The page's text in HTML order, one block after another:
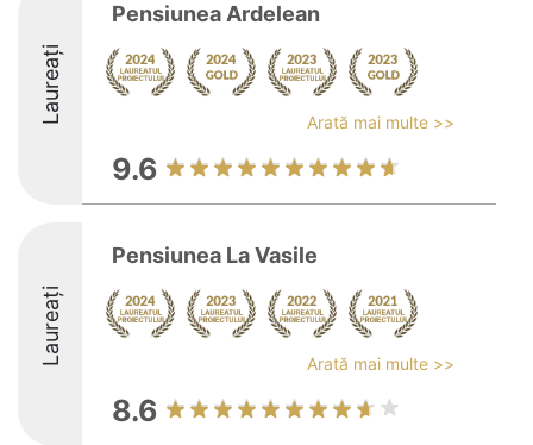
Laureați
Pensiunea Ardelean
Arată mai multe >>
9.6
Laureați
Pensiunea La Vasile
Arată mai multe >>
8.6